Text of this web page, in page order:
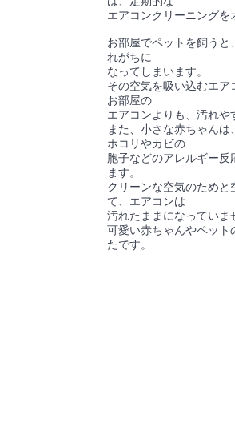
エアコンクリーニングを
お部屋でペットを飼うと
れがちに
なってしまいます。
その空気を吸い込むエア
お部屋の
エアコンよりも、汚れや
また、小さな赤ちゃん
ホコリやカビの
胞子などのアレルギー反
ます。
クリーンな空気のためと
て、エアコンは
汚れたままになっていま
可愛い赤ちゃんやペット
たです。